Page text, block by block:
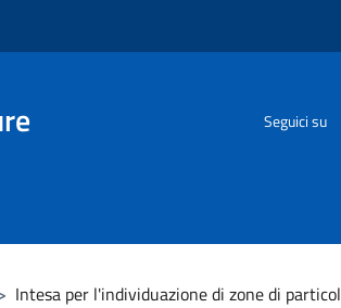
Seguici su
Intesa per l'individuazione di zone di